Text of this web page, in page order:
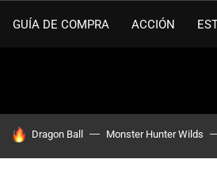
GUÍA DE COMPRA ACCIÓN
HOY SE HABLA DE
Dragon Ball Monster Hunter Wilds